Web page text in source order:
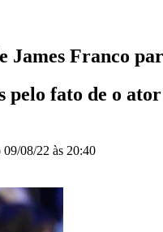
James Franco
pelo fato de o
09/08/22 às 20:40